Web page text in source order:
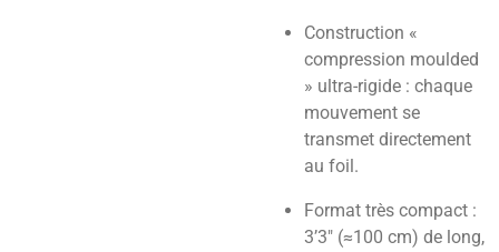
Construction «
compression moulded
» ultra-rigide : chaque
mouvement se
transmet directement
au foil.
Format très compact :
3’3″ (≈100 cm) de long,